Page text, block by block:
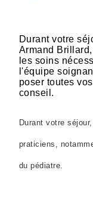
Durant votre
Armand
les soins
l'équipe
poser toutes
conseil.
Durant votre
praticiens,
du pédiatre.